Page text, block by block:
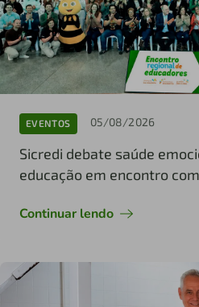
EVENTOS 05/08/2026
Sicredi debate saúde
educação em encontro
Continuar lendo